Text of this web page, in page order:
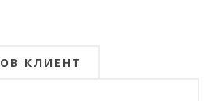
КЛИЕНТ